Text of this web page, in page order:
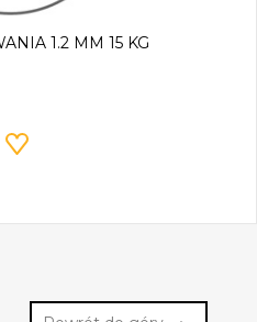
1.2 MM 15 KG